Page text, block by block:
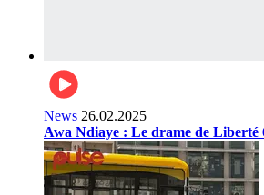
News 26.02.2025
Awa Ndiaye : Le drame de Liberté